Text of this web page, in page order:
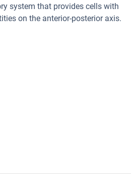
system that provides cells with
on the anterior-posterior axis.